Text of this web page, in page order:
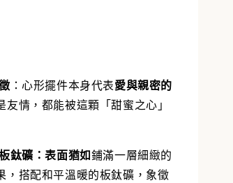
： 心形擺件本身代表愛與親密的
友情，都能被這顆「甜蜜之心」
鈦礦：表面猶如鋪滿一層細緻的
，搭配和平溫暖的板鈦礦，象徵